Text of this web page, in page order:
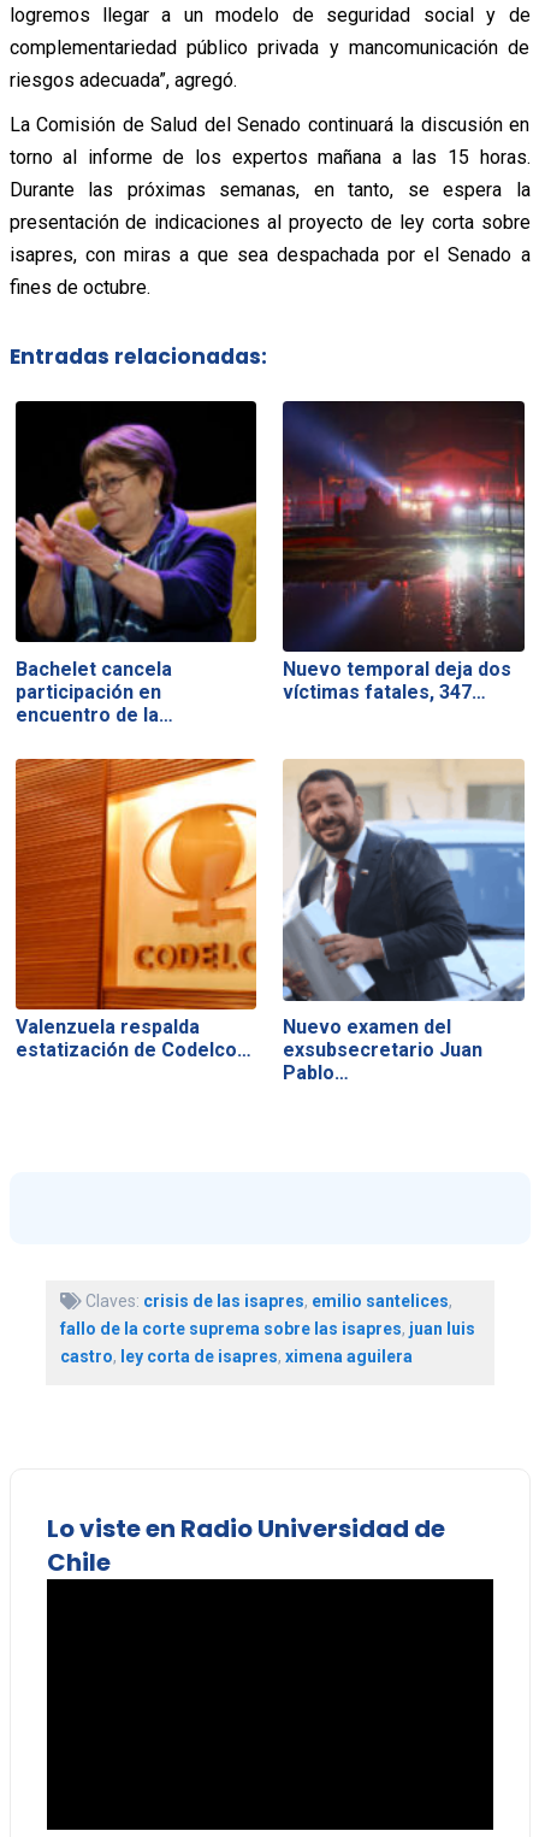
logremos llegar a un modelo de seguridad social y de
complementariedad público privada y mancomunicación de
riesgos adecuada”, agregó.
La Comisión de Salud del Senado continuará la discusión en
torno al informe de los expertos mañana a las 15 horas.
Durante las próximas semanas, en tanto, se espera la
presentación de indicaciones al proyecto de ley corta sobre
isapres, con miras a que sea despachada por el Senado a
fines de octubre.
Entradas relacionadas:
Bachelet cancela
participación en
encuentro de la…
Nuevo temporal deja dos
víctimas fatales, 347…
Valenzuela respalda
estatización de Codelco…
Nuevo examen del
exsubsecretario Juan
Pablo…
Claves: crisis de las isapres, emilio santelices,
fallo de la corte suprema sobre las isapres, juan luis
castro, ley corta de isapres, ximena aguilera
Lo viste en Radio Universidad de
Chile